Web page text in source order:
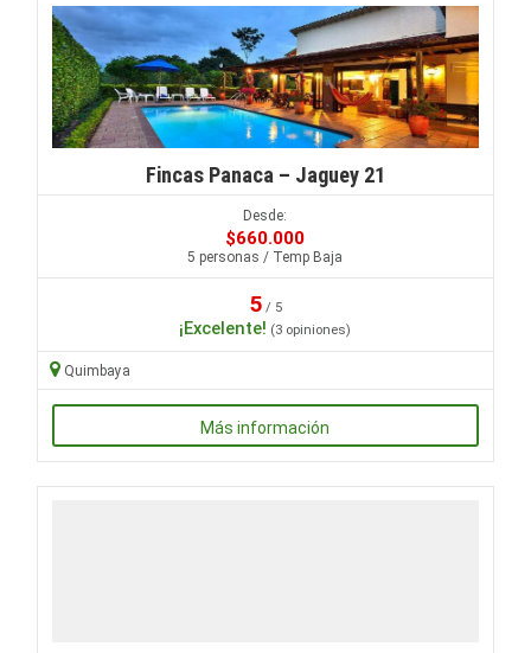
Fincas Panaca – Jaguey 21
Desde:
$660.000
5 personas / Temp Baja
5/ 5
¡Excelente! (3 opiniones)
Quimbaya
Más información